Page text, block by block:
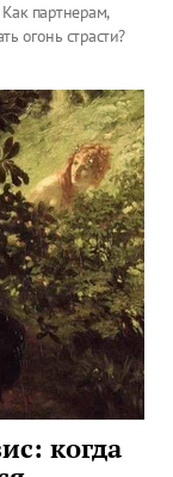
партнерам,
огонь страсти?
когда